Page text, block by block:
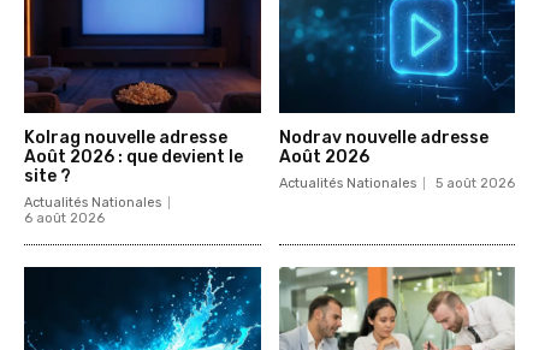
Kolrag nouvelle adresse
Août 2026 : que devient le
site ?
Actualités Nationales
6 août 2026
Nodrav nouvelle adresse
Août 2026
Actualités Nationales 5 août 2026